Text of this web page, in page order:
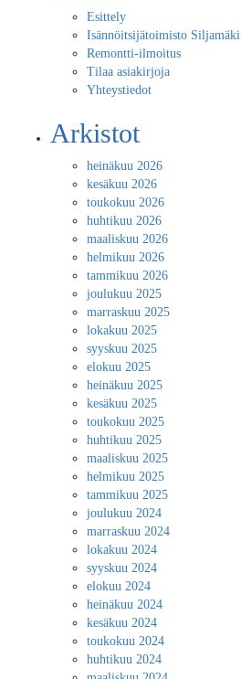
Esittely
Isännöitsijätoimisto Siljamäki
Remontti-ilmoitus
Tilaa asiakirjoja
Yhteystiedot
Arkistot
heinäkuu 2026
kesäkuu 2026
toukokuu 2026
huhtikuu 2026
maaliskuu 2026
helmikuu 2026
tammikuu 2026
joulukuu 2025
marraskuu 2025
lokakuu 2025
syyskuu 2025
elokuu 2025
heinäkuu 2025
kesäkuu 2025
toukokuu 2025
huhtikuu 2025
maaliskuu 2025
helmikuu 2025
tammikuu 2025
joulukuu 2024
marraskuu 2024
lokakuu 2024
syyskuu 2024
elokuu 2024
heinäkuu 2024
kesäkuu 2024
toukokuu 2024
huhtikuu 2024